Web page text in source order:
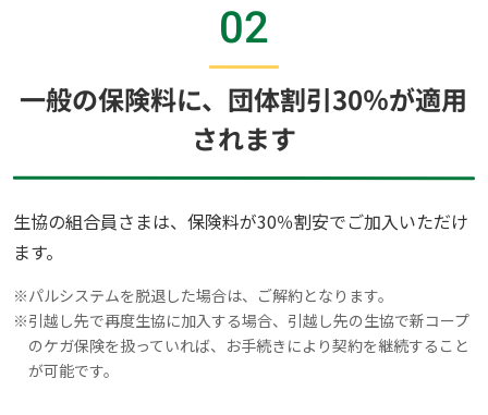
02
一般の保険料に、団体割引30％が適用
されます
生協の組合員さまは、保険料が30％割安でご加入いただけ
ます。
※パルシステムを脱退した場合は、ご解約となります。
※引越し先で再度生協に加入する場合、引越し先の生協で新コープ
のケガ保険を扱っていれば、お手続きにより契約を継続すること
が可能です。